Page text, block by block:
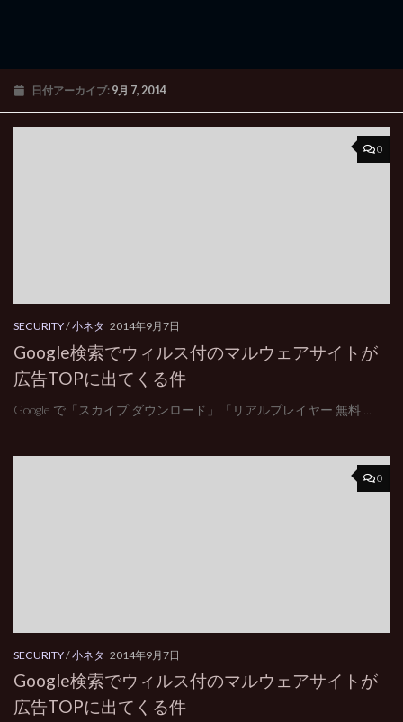
日付アーカイブ: 9月 7, 2014
0
SECURITY/小ネタ 2014年9月7日
Google検索でウィルス付のマルウェアサイトが
広告TOPに出てくる件
Google で「スカイプ ダウンロード」「リアルプレイヤー 無料 ...
0
SECURITY/小ネタ 2014年9月7日
Google検索でウィルス付のマルウェアサイトが
広告TOPに出てくる件